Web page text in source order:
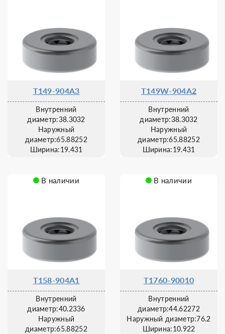
T149-904A3
Внутренний
диаметр:38.3032
Наружный
диаметр:65.88252
Ширина:19.431
T149W-904A2
Внутренний
диаметр:38.3032
Наружный
диаметр:65.88252
Ширина:19.431
В наличии
T158-904A1
Внутренний
диаметр:40.2336
Наружный
диаметр:65.88252
В наличии
T1760-90010
Внутренний
диаметр:44.62272
Наружный диаметр:76.2
Ширина:10.922